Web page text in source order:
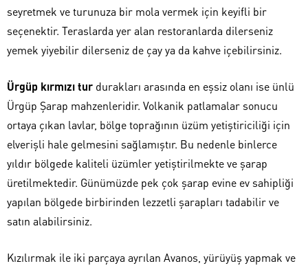
seyretmek ve turunuza bir mola vermek için keyifli bir
seçenektir. Teraslarda yer alan restoranlarda dilerseniz
yemek yiyebilir dilerseniz de çay ya da kahve içebilirsiniz.
Ürgüp kırmızı tur durakları arasında en eşsiz olanı ise ünlü
Ürgüp Şarap mahzenleridir. Volkanik patlamalar sonucu
ortaya çıkan lavlar, bölge toprağının üzüm yetiştiriciliği için
elverişli hale gelmesini sağlamıştır. Bu nedenle binlerce
yıldır bölgede kaliteli üzümler yetiştirilmekte ve şarap
üretilmektedir. Günümüzde pek çok şarap evine ev sahipliği
yapılan bölgede birbirinden lezzetli şarapları tadabilir ve
satın alabilirsiniz.
Kızılırmak ile iki parçaya ayrılan Avanos, yürüyüş yapmak ve